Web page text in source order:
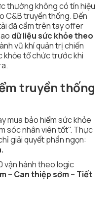
thường không có tín hiệu
C&B truyền thống. Đến
đã cầm trên tay offer
dữ liệu sức khỏe theo
vũ khí quản trị chiến
khỏe tổ chức trước khi
truyền thống
mua bảo hiểm sức khỏe
sóc nhân viên tốt". Thực
giải quyết phần ngọn:
vận hành theo logic
– Can thiệp sớm – Tiết